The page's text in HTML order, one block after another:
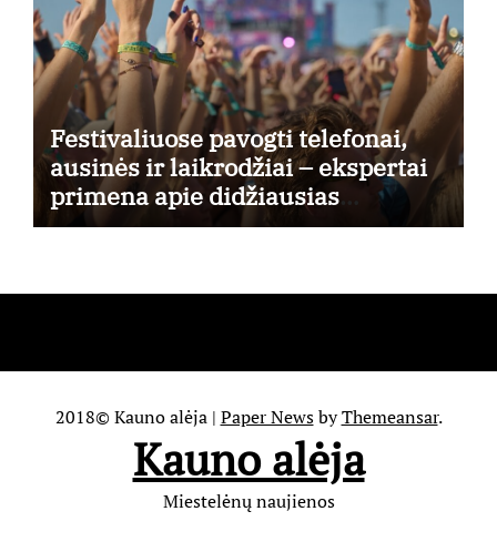
Festivaliuose pavogti telefonai,
ausinės ir laikrodžiai – ekspertai
primena apie didžiausias
finansines rizikas
2018© Kauno alėja | Paper NewsbyThemeansar.
Kauno alėja
Miestelėnų naujienos